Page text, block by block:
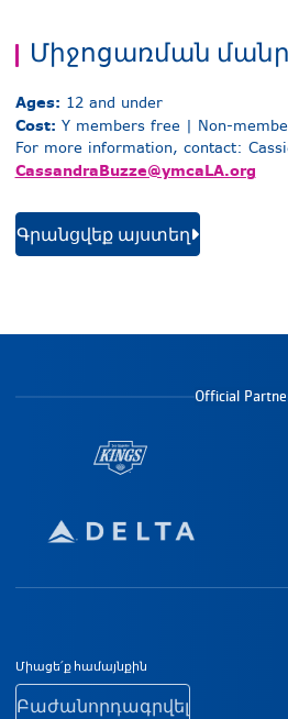
Միջոցառման
Ages: 12 and under
Cost: Y members free | Non-
For more information, contact:
CassandraBuzze@ymcaLA.org
Գրանցվեք այստեղ
Official
Ստորին էջի
Միացե՛ք համայնքին
Բաժանորդագրվել